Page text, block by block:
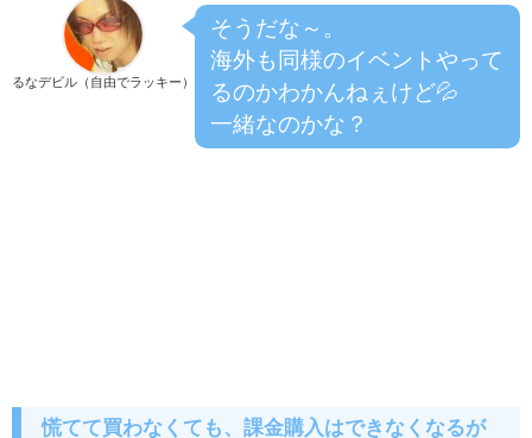
るなデビル（自由でラッキー）
そうだな～。
海外も同様のイベントやって
るのかわかんねぇけど💦
一緒なのかな？
慌てて買わなくても、課金購入はできなくなるが